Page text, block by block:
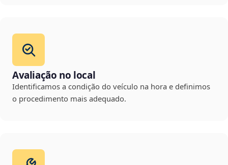
Avaliação no local
Identificamos a condição do veículo na hora e definimos
o procedimento mais adequado.